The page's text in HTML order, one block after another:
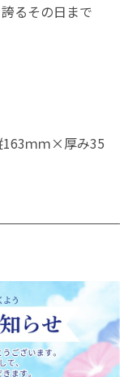
るその日まで
ｍｍ×厚み35